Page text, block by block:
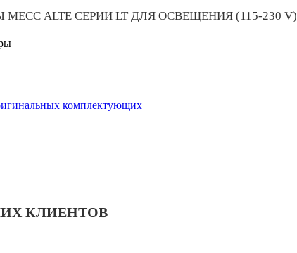
МЕСС ALTE СЕРИИ LT ДЛЯ ОСВЕЩЕНИЯ (115-230 V)
КЛИЕНТОВ